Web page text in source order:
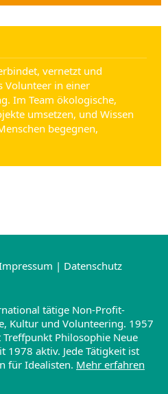
vernetzt und
Volunteer in einer
Im Team ökologische,
umsetzen, und Wissen
begegnen,
| Datenschutz
tätige Non-Profit-
Kultur und Volunteering. 1957
Philosophie Neue
1978 aktiv. Jede Tätigkeit ist
für Idealisten. Mehr erfahren